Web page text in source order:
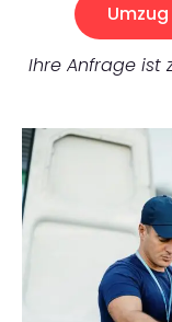
Ihre Anfrage ist